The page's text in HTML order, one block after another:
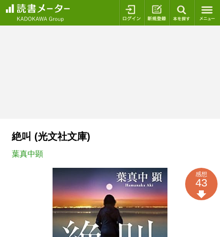
ログイン 新規登録
絶叫 (光文社文庫)
葉真中顕
感想
43